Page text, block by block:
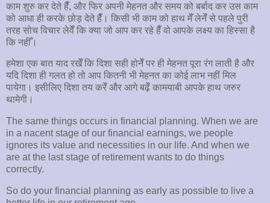
काम शुरु कर देते हैँ, और फिर अपनी मेहनत और समय को बर्बाद कर उस काम
को आधा ही करके छोड़ देते हैँ। किसी भी काम को हाथ मेँ लेनेँ से पहले पुरी
तरह सोच विचार लेवेँ कि क्या जो आप कर रहे हैँ वो आपके लक्ष्य का हिस्सा है
कि नहीँ।
हमेशा एक बात याद रखेँ कि दिशा सही होनेँ पर ही मेहनत पूरा रंग लाती है और
यदि दिशा ही गलत हो तो आप कितनी भी मेहनत का कोई लाभ नहीं मिल
पायेगा। इसीलिए दिशा तय करेँ और आगे बढ़ेँ कामयाबी आपके हाथ जरुर
थामेगी।
The same things occurs in financial planning. When we are
in a nacent stage of our financial earnings, we people
ignores its value and necessities in our life. And when we
are at the last stage of retirement wants to do things
correctly.
So do your financial planning as early as possible to live a